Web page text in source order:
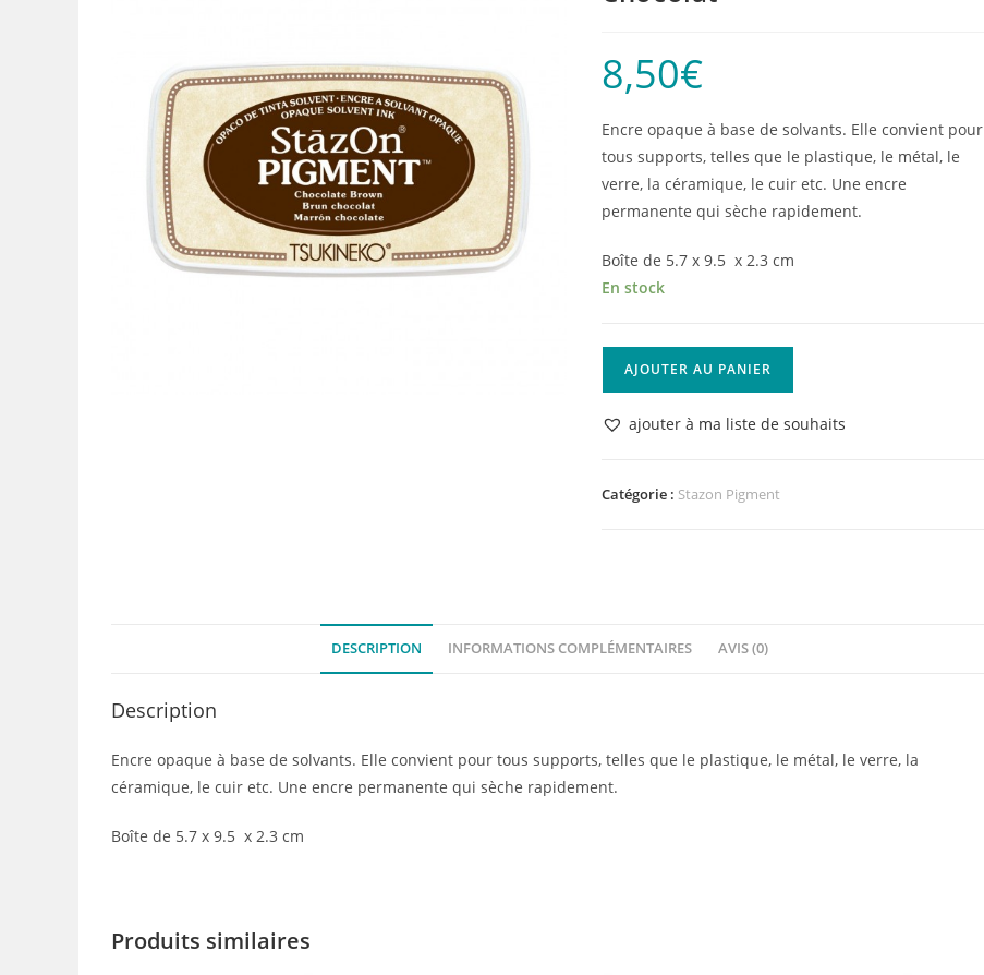
8,50€
Encre opaque à base de solvants. Elle convient pour
tous supports, telles que le plastique, le métal, le
verre, la céramique, le cuir etc. Une encre
permanente qui sèche rapidement.
Boîte de 5.7 x 9.5 x 2.3 cm
En stock
Stazon
Pigment
Chocolat
AJOUTER AU PANIER
ajouter à ma liste de souhaits
Catégorie : Stazon Pigment
DESCRIPTION INFORMATIONS COMPLÉMENTAIRES AVIS (0)
Description
Encre opaque à base de solvants. Elle convient pour tous supports, telles que le plastique, le métal, le verre, la
céramique, le cuir etc. Une encre permanente qui sèche rapidement.
Boîte de 5.7 x 9.5 x 2.3 cm
Produits similaires